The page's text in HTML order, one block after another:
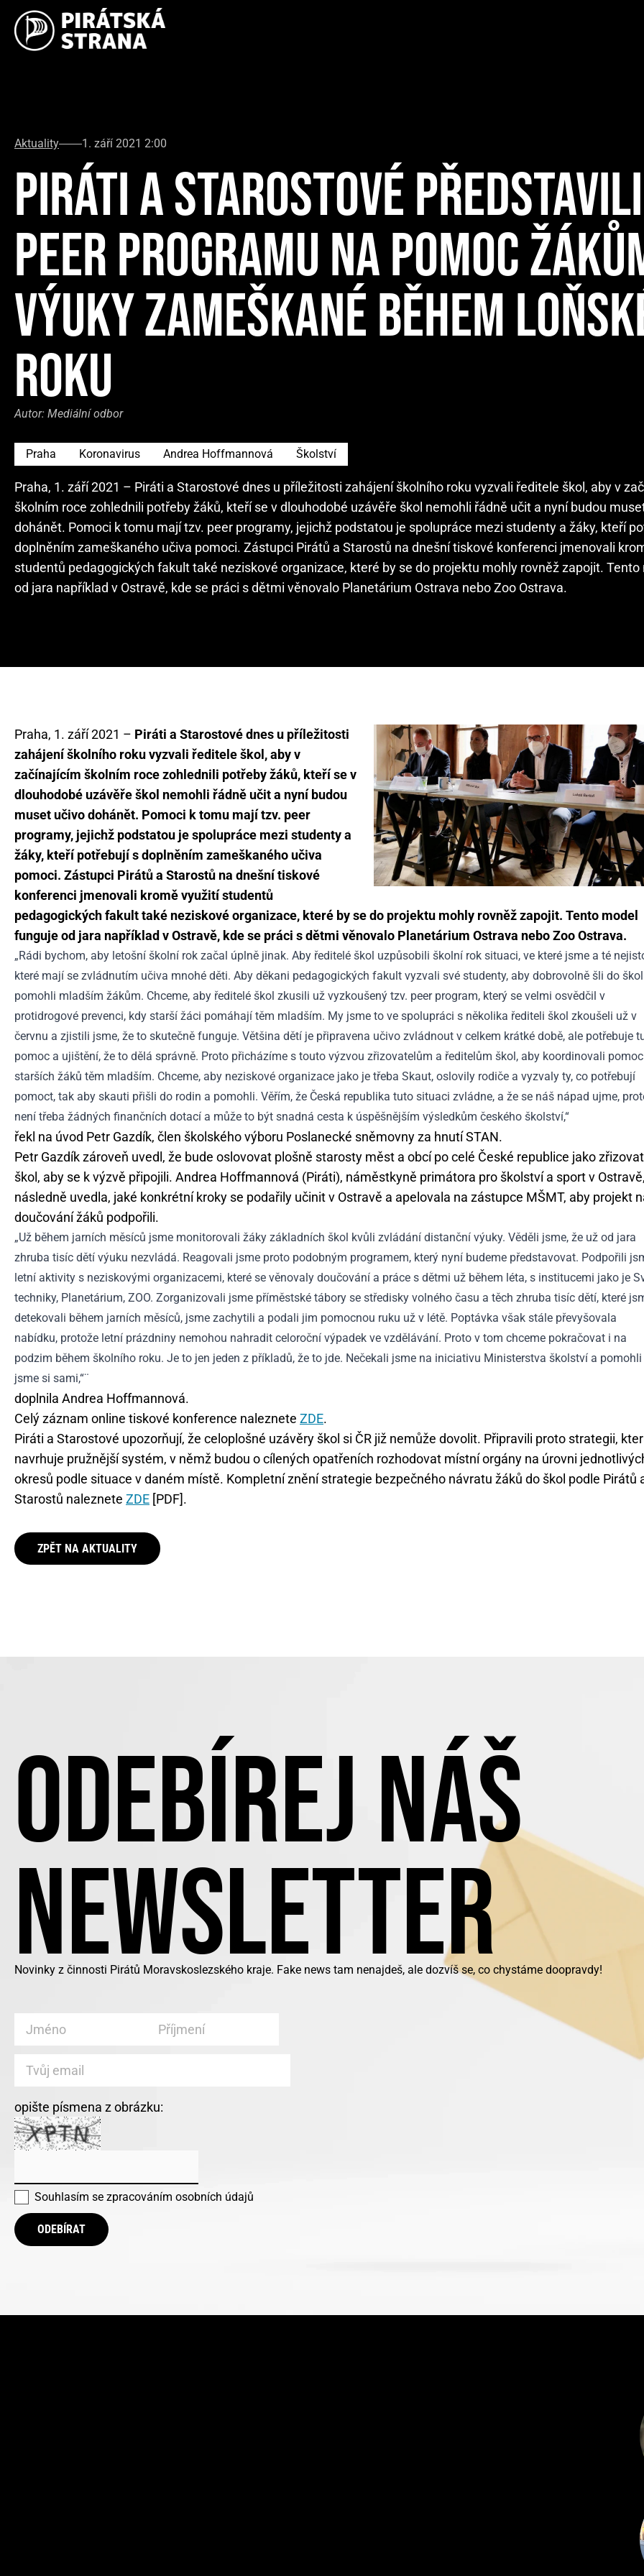
Aktuality 1. září 2021 2:00
PIRÁTI A STAROSTOVÉ
PEER PROGRAMU NA POMOC
VÝUKY ZAMEŠKANÉ BĚHEM
ROKU
Autor: Mediální odbor
Praha Koronavirus Andrea Hoffmannová Školství
Praha, 1. září 2021 – Piráti a Starostové dnes u příležitosti zahájení školního roku vyzvali ředitele škol, aby v
školním roce zohlednili potřeby žáků, kteří se v dlouhodobé uzávěře škol nemohli řádně učit a nyní budou
dohánět. Pomoci k tomu mají tzv. peer programy, jejichž podstatou je spolupráce mezi studenty a žáky, kteří
doplněním zameškaného učiva pomoci. Zástupci Pirátů a Starostů na dnešní tiskové konferenci jmenovali
studentů pedagogických fakult také neziskové organizace, které by se do projektu mohly rovněž zapojit.
od jara například v Ostravě, kde se práci s dětmi věnovalo Planetárium Ostrava nebo Zoo Ostrava.
Praha, 1. září 2021 – Piráti a Starostové dnes u příležitosti
zahájení školního roku vyzvali ředitele škol, aby v
začínajícím školním roce zohlednili potřeby žáků, kteří se v
dlouhodobé uzávěře škol nemohli řádně učit a nyní budou
muset učivo dohánět. Pomoci k tomu mají tzv. peer
programy, jejichž podstatou je spolupráce mezi studenty a
žáky, kteří potřebují s doplněním zameškaného učiva
pomoci. Zástupci Pirátů a Starostů na dnešní tiskové
konferenci jmenovali kromě využití studentů
pedagogických fakult také neziskové organizace, které by se do projektu mohly rovněž zapojit. Tento model
funguje od jara například v Ostravě, kde se práci s dětmi věnovalo Planetárium Ostrava nebo Zoo Ostrava.
„Rádi bychom, aby letošní školní rok začal úplně jinak. Aby ředitelé škol uzpůsobili školní rok situaci, ve které jsme a té
které mají se zvládnutím učiva mnohé děti. Aby děkani pedagogických fakult vyzvali své studenty, aby dobrovolně šli do
pomohli mladším žákům. Chceme, aby ředitelé škol zkusili už vyzkoušený tzv. peer program, který se velmi osvědčil v
protidrogové prevenci, kdy starší žáci pomáhají těm mladším. My jsme to ve spolupráci s několika řediteli škol zkoušeli už v
červnu a zjistili jsme, že to skutečně funguje. Většina dětí je připravena učivo zvládnout v celkem krátké době, ale potřebuje
pomoc a ujištění, že to dělá správně. Proto přicházíme s touto výzvou zřizovatelům a ředitelům škol, aby koordinovali pomoc
starších žáků těm mladším. Chceme, aby neziskové organizace jako je třeba Skaut, oslovily rodiče a vyzvaly ty, co potřebují
pomoct, tak aby skauti přišli do rodin a pomohli. Věřím, že Česká republika tuto situaci zvládne, a že se náš nápad ujme,
není třeba žádných finančních dotací a může to být snadná cesta k úspěšnějším výsledkům českého školství,“
řekl na úvod Petr Gazdík, člen školského výboru Poslanecké sněmovny za hnutí STAN.
Petr Gazdík zároveň uvedl, že bude oslovovat plošně starosty měst a obcí po celé České republice jako
škol, aby se k výzvě připojili. Andrea Hoffmannová (Piráti), náměstkyně primátora pro školství a sport v
následně uvedla, jaké konkrétní kroky se podařily učinit v Ostravě a apelovala na zástupce MŠMT, aby projekt
doučování žáků podpořili.
„Už během jarních měsíců jsme monitorovali žáky základních škol kvůli zvládání distanční výuky. Věděli jsme, že už od jara
zhruba tisíc dětí výuku nezvládá. Reagovali jsme proto podobným programem, který nyní budeme představovat. Podpořili
letní aktivity s neziskovými organizacemi, které se věnovaly doučování a práce s dětmi už během léta, s institucemi jako je
techniky, Planetárium, ZOO. Zorganizovali jsme příměstské tábory se středisky volného času a těch zhruba tisíc dětí, které
detekovali během jarních měsíců, jsme zachytili a podali jim pomocnou ruku už v létě. Poptávka však stále převyšovala
nabídku, protože letní prázdniny nemohou nahradit celoroční výpadek ve vzdělávání. Proto v tom chceme pokračovat i na
podzim během školního roku. Je to jen jeden z příkladů, že to jde. Nečekali jsme na iniciativu Ministerstva školství a pomohli
jsme si sami,“¨
doplnila Andrea Hoffmannová.
Celý záznam online tiskové konference naleznete ZDE.
Piráti a Starostové upozorňují, že celoplošné uzávěry škol si ČR již nemůže dovolit. Připravili proto strategii,
navrhuje pružnější systém, v němž budou o cílených opatřeních rozhodovat místní orgány na úrovni
okresů podle situace v daném místě. Kompletní znění strategie bezpečného návratu žáků do škol podle Pirátů
Starostů naleznete ZDE [PDF].
ZPĚT NA AKTUALITY
ODEBÍREJ NÁŠ
NEWSLETTER
Novinky z činnosti Pirátů Moravskoslezského kraje. Fake news tam nenajdeš, ale dozvíš se, co chystáme doopravdy!
opište písmena z obrázku:
Souhlasím se zpracováním osobních údajů
ODEBÍRAT